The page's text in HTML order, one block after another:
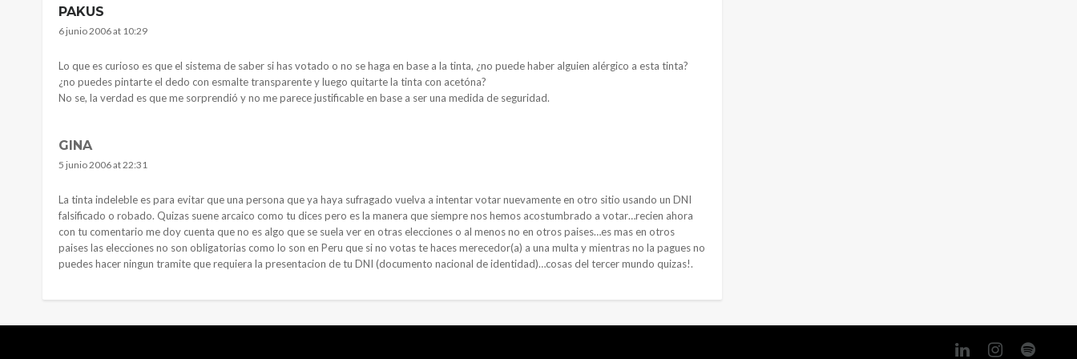
PAKUS
6 junio 2006 at 10:29
Lo que es curioso es que el sistema de saber si has votado o no se haga en base a la tinta, ¿no puede haber alguien alérgico a esta tinta?
¿no puedes pintarte el dedo con esmalte transparente y luego quitarte la tinta con acetóna?
No se, la verdad es que me sorprendió y no me parece justificable en base a ser una medida de seguridad.
GINA
5 junio 2006 at 22:31
La tinta indeleble es para evitar que una persona que ya haya sufragado vuelva a intentar votar nuevamente en otro sitio usando un DNI
falsificado o robado. Quizas suene arcaico como tu dices pero es la manera que siempre nos hemos acostumbrado a votar…recien ahora
con tu comentario me doy cuenta que no es algo que se suela ver en otras elecciones o al menos no en otros paises…es mas en otros
paises las elecciones no son obligatorias como lo son en Peru que si no votas te haces merecedor(a) a una multa y mientras no la pagues no
puedes hacer ningun tramite que requiera la presentacion de tu DNI (documento nacional de identidad)…cosas del tercer mundo quizas!.